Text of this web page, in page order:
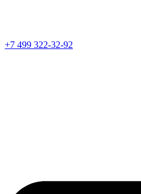
+7 499 322-32-92